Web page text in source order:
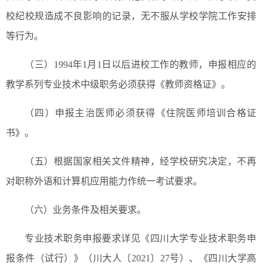
校纪校规造成不良影响的记录，无不服从学校学院工作安排
等行为。
（三）1994年1月1日以后进校工作的教师，申报相应的
教学系列专业技术中级职务必须获得《教师资格证》。
（四）申报主治医师必须获得《住院医师培训合格证
书》。
（五）根据国家相关文件精神，经学校研究决定，不再
对职称外语和计算机应用能力作统一考试要求。
（六）业务条件及相关要求。
专业技术职务申报要求详见《四川大学专业技术职务申
报条件（试行）》（川大人〔2021〕27号）、《四川大学高